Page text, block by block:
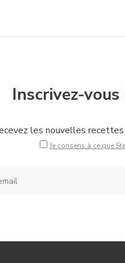
Inscrivez-
les nouvelles
Je consens à ce que